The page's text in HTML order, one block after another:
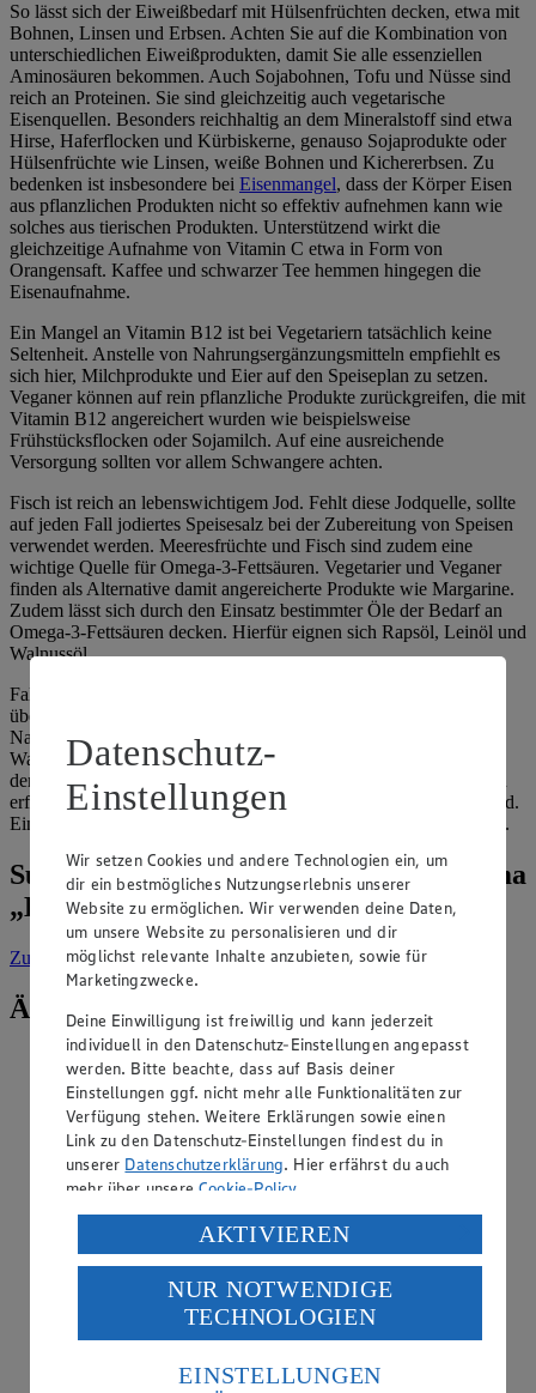
So lässt sich der Eiweißbedarf mit Hülsenfrüchten decken, etwa mit
Bohnen, Linsen und Erbsen. Achten Sie auf die Kombination von
unterschiedlichen Eiweißprodukten, damit Sie alle essenziellen
Aminosäuren bekommen. Auch Sojabohnen, Tofu und Nüsse sind
reich an Proteinen. Sie sind gleichzeitig auch vegetarische
Eisenquellen. Besonders reichhaltig an dem Mineralstoff sind etwa
Hirse, Haferflocken und Kürbiskerne, genauso Sojaprodukte oder
Hülsenfrüchte wie Linsen, weiße Bohnen und Kichererbsen. Zu
bedenken ist insbesondere bei Eisenmangel, dass der Körper Eisen
aus pflanzlichen Produkten nicht so effektiv aufnehmen kann wie
solches aus tierischen Produkten. Unterstützend wirkt die
gleichzeitige Aufnahme von Vitamin C etwa in Form von
Orangensaft. Kaffee und schwarzer Tee hemmen hingegen die
Eisenaufnahme.
Ein Mangel an Vitamin B12 ist bei Vegetariern tatsächlich keine
Seltenheit. Anstelle von Nahrungsergänzungsmitteln empfiehlt es
sich hier, Milchprodukte und Eier auf den Speiseplan zu setzen.
Veganer können auf rein pflanzliche Produkte zurückgreifen, die mit
Vitamin B12 angereichert wurden wie beispielsweise
Frühstücksflocken oder Sojamilch. Auf eine ausreichende
Versorgung sollten vor allem Schwangere achten.
Fisch ist reich an lebenswichtigem Jod. Fehlt diese Jodquelle, sollte
auf jeden Fall jodiertes Speisesalz bei der Zubereitung von Speisen
verwendet werden. Meeresfrüchte und Fisch sind zudem eine
wichtige Quelle für Omega-3-Fettsäuren. Vegetarier und Veganer
finden als Alternative damit angereicherte Produkte wie Margarine.
Zudem lässt sich durch den Einsatz bestimmter Öle der Bedarf an
Omega-3-Fettsäuren decken. Hierfür eignen sich Rapsöl, Leinöl und
Walnussöl.
Falls Vegetarier ihren Nährstoffbedarf dennoch nicht vollständig
über eine ausgewogene Ernährung decken können, sind
Nahrungsergänzungsmittel unter Umständen doch das Mittel der
Wahl. Dies könnte zum Beispiel während einer Schwangerschaft
der Fall sein. Die Einnahme solcher Präparate sollte aber nur dann
erfolgen, wenn medizinisch tatsächlich ein Mangel festgestellt wird.
Eine vorherige Absprache mit dem Arzt ist deshalb unumgänglich.
Suche weitere Tipps & Tricks zum Thema
„Ernährung“
Zur Suchevorgefiltert nach Kategorie: Ernährung
Ähnliche Inhalte
Warum sollte man in der Schwangerschaft
Salbei meiden?
Kategorie:Ernährung
In größeren Mengen kann Salbei während der
Schwangerschaft stimulierend auf Gebärmutter und
Hormonhaushalt wirken. Im Extremfall können dadurch
Frühwehen ausgelöst werden. Außerdem empfiehlt sich
Salbei kurz vor dem Geburtstermin sowie in der Stillze…
Datenschutz-
Einstellungen
Wir setzen Cookies und andere Technologien ein, um
dir ein bestmögliches Nutzungserlebnis unserer
Website zu ermöglichen. Wir verwenden deine Daten,
um unsere Website zu personalisieren und dir
möglichst relevante Inhalte anzubieten, sowie für
Marketingzwecke.
Deine Einwilligung ist freiwillig und kann jederzeit
individuell in den Datenschutz-Einstellungen angepasst
werden. Bitte beachte, dass auf Basis deiner
Einstellungen ggf. nicht mehr alle Funktionalitäten zur
Verfügung stehen. Weitere Erklärungen sowie einen
Link zu den Datenschutz-Einstellungen findest du in
unserer Datenschutzerklärung. Hier erfährst du auch
mehr über unsereCookie-Policy.
Verarbeitung deiner personenbezogenen Daten in den
USA durch Facebook und YouTube:
Wenn du auf „Aktivieren“ klickst, willigst du im Sinne
des Art. 49 Abs. 1 Satz 1 lit. a) DSGVO ein, dass deine
Daten in den USA verarbeitet werden. Der EuGH sieht
die USA als Land mit einem nach europäischen
AKTIVIEREN
NUR NOTWENDIGE
TECHNOLOGIEN
EINSTELLUNGEN